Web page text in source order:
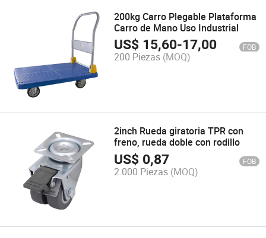
200kg Carro Plegable Plataforma
Carro de Mano Uso Industrial
US$ 15,60-17,00 FOB
200 Piezas (MOQ)
2inch Rueda giratoria TPR con
freno, rueda doble con rodillo
US$ 0,87 FOB
2.000 Piezas (MOQ)